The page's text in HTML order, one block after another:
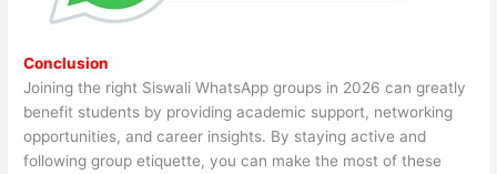
Conclusion
Joining the right Siswali WhatsApp groups in 2026 can greatly
benefit students by providing academic support, networking
opportunities, and career insights. By staying active and
following group etiquette, you can make the most of these